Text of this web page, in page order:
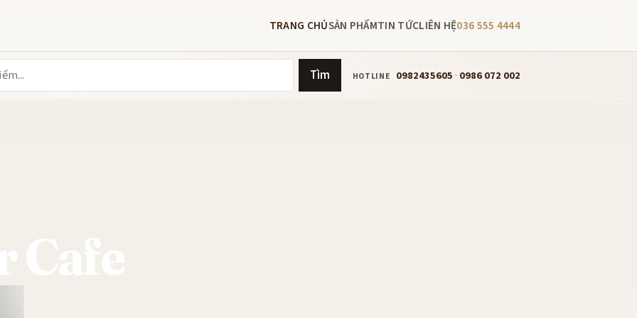
TRANG CHỦSẢN PHẨMTIN TỨCLIÊN HỆ036 555 4444
Tìm HOTLINE 0982435605 · 0986 072 002